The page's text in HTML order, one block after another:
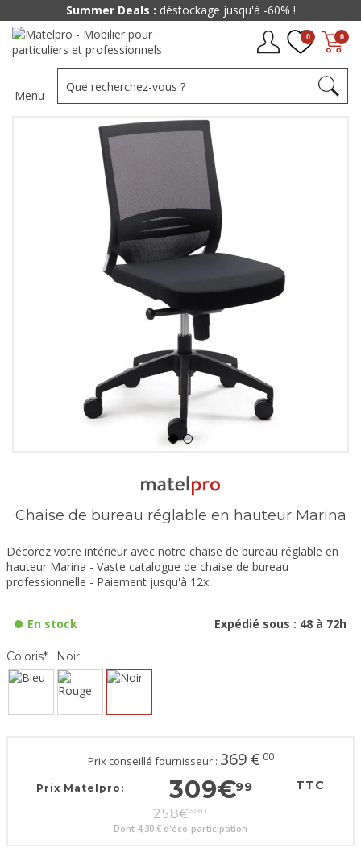
0
0
Menu
Chaise de bureau réglable en hauteur Marina
Décorez votre intérieur avec notre chaise de bureau réglable en
hauteur Marina - Vaste catalogue de chaise de bureau
professionnelle - Paiement jusqu'à 12x
En stock Expédié sous : 48 à 72h
Coloris* : Noir
Prix conseillé fournisseur : 369 € 00
Prix Matelpro: 309€99 TTC
258€33 HT
Dont 4,30 € d'éco-participation
Summer Deals : déstockage jusqu'à -60% !